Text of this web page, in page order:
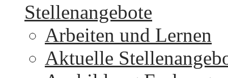
Stellenangebote
Arbeiten und Lernen
Aktuelle